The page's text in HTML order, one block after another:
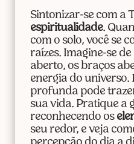
Sintonizar-se com a
espiritualidade.
com o solo, você se
raízes. Imagine-se
aberto, os braços
energia do universo.
profunda pode
sua vida. Pratique a
reconhecendo os
seu redor, e veja